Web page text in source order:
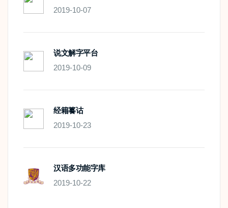
2019-10-07
说文解字平台
2019-10-09
经籍籑诂
2019-10-23
汉语多功能字库
2019-10-22